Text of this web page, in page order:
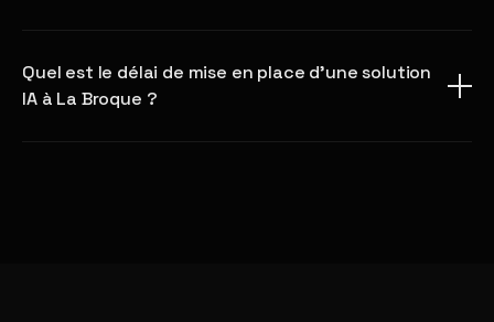
Quel est le délai de mise en place d'une solution
IA à La Broque ?